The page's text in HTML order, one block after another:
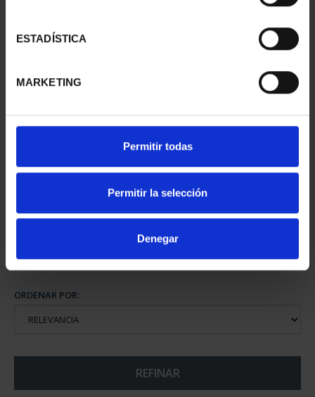
ESTADÍSTICA
MARKETING
Permitir todas
Permitir la selección
Denegar
SUSCRIPCIÓN CIUDADES
PATRIMONIO DE LA
HU...
registrados
ORDENAR POR:
REFINAR